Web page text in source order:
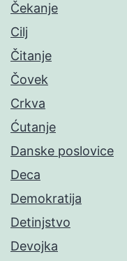
Čekanje
Cilj
Čitanje
Čovek
Crkva
Ćutanje
Danske poslovice
Deca
Demokratija
Detinjstvo
Devojka